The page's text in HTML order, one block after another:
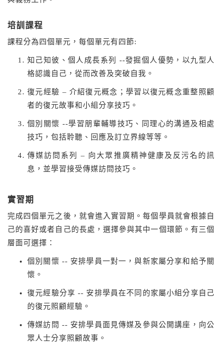
培訓課程
課程分為四個單元，每個單元有四節:
知己知彼、個人成長系列 --發掘個人優勢，以九型人
格認識自己，從而改善及突破自我。
復元經驗 – 介紹復元概念；學習以復元概念重整照顧
者的復元故事和小組分享技巧。
個別關懷 --學習朋輩輔導技巧、同理心的溝通及相處
技巧，包括聆聽、回應及訂立界線等等。
傳媒訪問系列 – 向大眾推廣精神健康及反污名的訊
息，並學習接受傳媒訪問技巧。
實習期
完成四個單元之後，就會進入實習期。每個學員就會根據自
己的喜好或者自己的長處，選擇參與其中一個環節。有三個
層面可選擇：
個別關懷 -- 安排學員一對一，與新家屬分享和給予關
懷。
復元經驗分享 -- 安排學員在不同的家屬小組分享自己
的復元照顧經驗。
傳媒訪問 -- 安排學員面見傳媒及參與公開講座，向公
眾人士分享照顧故事。